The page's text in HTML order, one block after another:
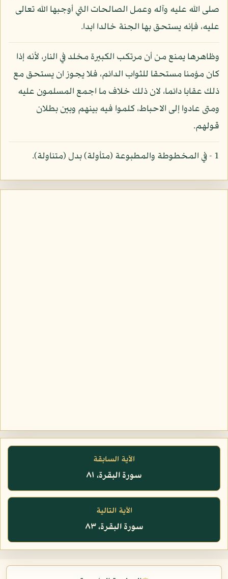
صلى الله عليه وآله وعمل الصالحات التي أوجبها الله تعالى
عليه، فإنه يستحق بها الجنة خالدا ابدا.
وظاهرها يمنع من أن مرتكب الكبيرة مخلد في النار، لأنه إذا
كان مؤمنا مستحقا للثواب الدائم، فلا يجوز ان يستحق مع
ذلك عقابا دائما، لان ذلك خلاف ما اجمع المسلمون عليه
ومتى عادوا إلى الاحباط، كلموا فيه بينهم وبين بطلان
قولهم.
1 - في المخطوطة والمطبوعة (متأولة) بدل (متناولة).
الآية السابقة
سورة البقرة، ٨١
الآية التالية
سورة البقرة، ٨٣